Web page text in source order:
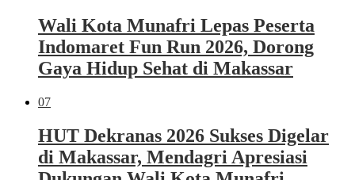
Wali Kota Munafri Lepas Peserta
Indomaret Fun Run 2026, Dorong
Gaya Hidup Sehat di Makassar
07
HUT Dekranas 2026 Sukses Digelar
di Makassar, Mendagri Apresiasi